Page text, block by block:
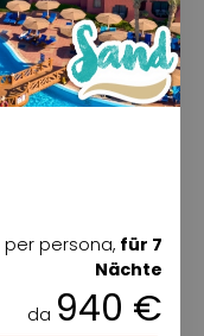
per persona, für 7
Nächte
da 940 €